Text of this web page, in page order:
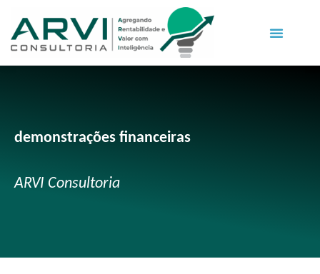
demonstrações financeiras
ARVI Consultoria